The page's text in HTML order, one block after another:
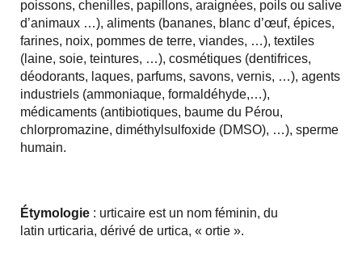
poissons, chenilles, papillons, araignées, poils ou salive
d’animaux …), aliments (bananes, blanc d’œuf, épices,
farines, noix, pommes de terre, viandes, …), textiles
(laine, soie, teintures, …), cosmétiques (dentifrices,
déodorants, laques, parfums, savons, vernis, …), agents
industriels (ammoniaque, formaldéhyde,…),
médicaments (antibiotiques, baume du Pérou,
chlorpromazine, diméthylsulfoxide (DMSO), …), sperme
humain.
Étymologie : urticaire est un nom féminin, du
latin urticaria, dérivé de urtica, « ortie ».